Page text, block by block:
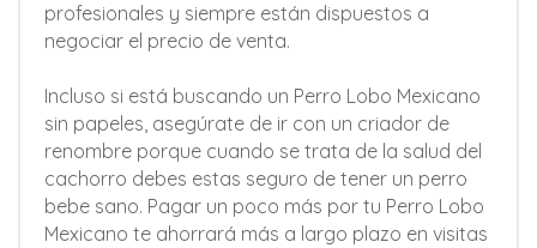
profesionales y siempre están dispuestos a
negociar el precio de venta.
Incluso si está buscando un Perro Lobo Mexicano
sin papeles, asegúrate de ir con un criador de
renombre porque cuando se trata de la salud del
cachorro debes estas seguro de tener un perro
bebe sano. Pagar un poco más por tu Perro Lobo
Mexicano te ahorrará más a largo plazo en visitas